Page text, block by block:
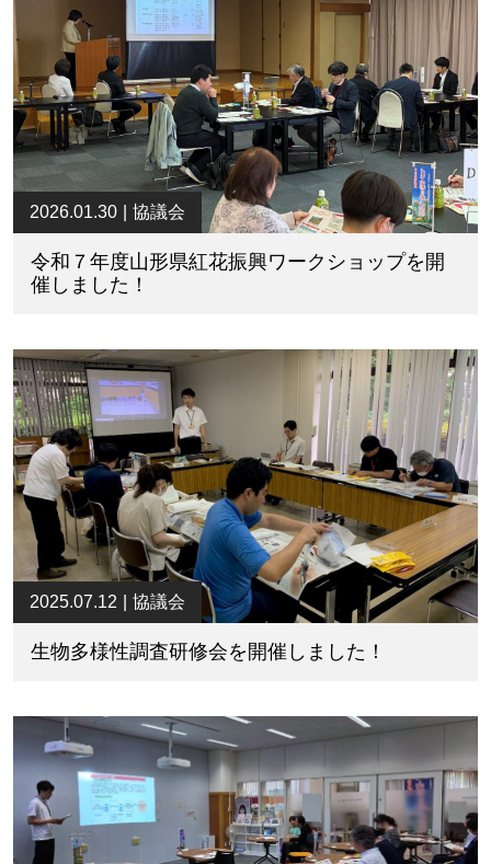
2026.01.30 協議会
令和７年度山形県紅花振興ワークショップを開
催しました！
2025.07.12 協議会
生物多様性調査研修会を開催しました！